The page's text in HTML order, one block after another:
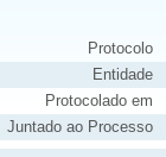
Protocolo
Entidade
Protocolado em
Juntado ao Processo